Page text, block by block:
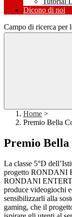
Dicono di noi
Campo di ricerca per
Home >
Premio Bella
Premio Bella
La classe 5°D
progetto RONDANI
RONDANI
produce videogiochi
sensibilizzarli alla
gaming, che il